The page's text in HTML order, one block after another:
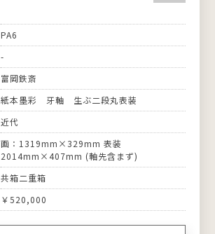
PA6
-
富岡鉄斎
紙本墨彩 牙軸 生ぶ二段丸表装
近代
画：1319mm×329mm 表装
2014mm×407mm (軸先含まず)
共箱二重箱
￥520,000